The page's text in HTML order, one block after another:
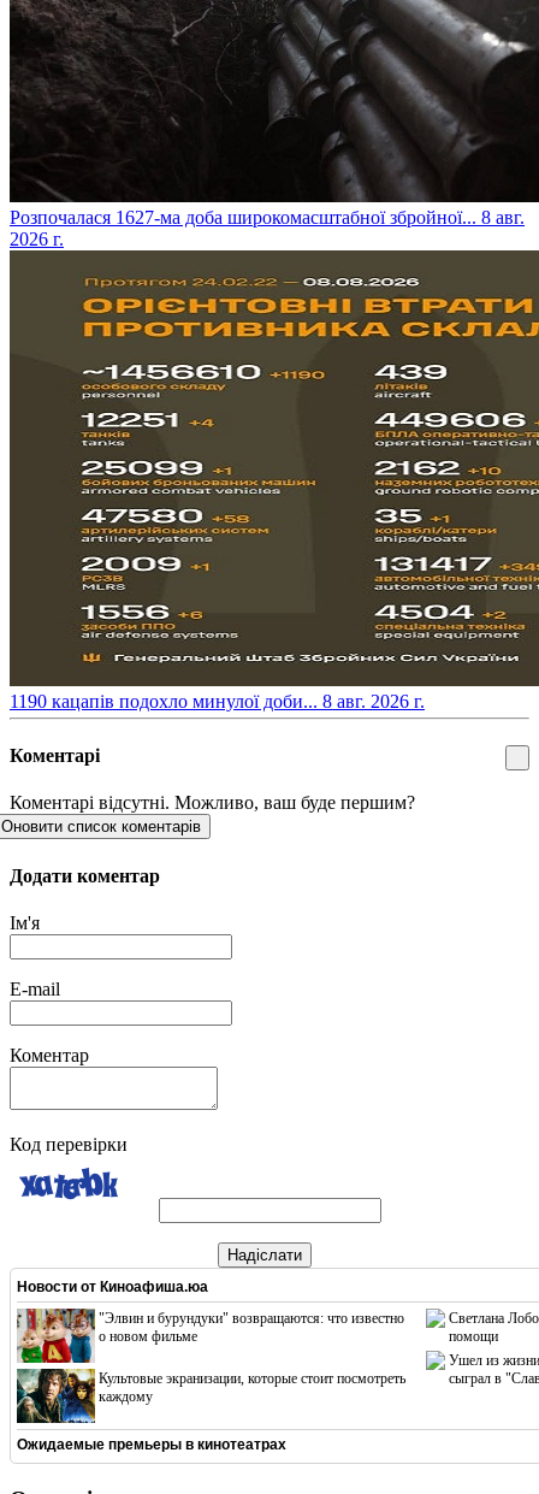
​Розпочалася 1627-ма доба широкомасштабної збройної... 8 авг.
2026 г.
​1190 кацапів подохло минулої доби... 8 авг. 2026 г.
Коментарі
Коментарі відсутні. Можливо, ваш буде першим?
Оновити список коментарів
Додати коментар
Ім'я
E-mail
Коментар
Код перевірки
Надіслати
Новости от Киноафиша.юа
"Элвин и бурундуки" возвращаются: что известно
о новом фильме
Культовые экранизации, которые стоит посмотреть
каждому
Светлана
помощи
Ушел из жизни
сыграл в
Ожидаемые премьеры в кинотеатрах